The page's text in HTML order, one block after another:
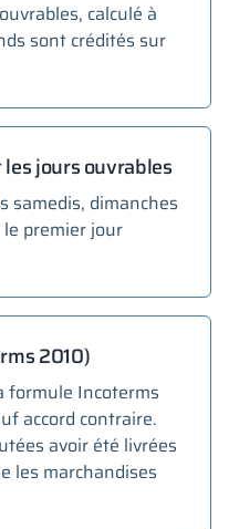
calculé à
sont crédités sur
jours ouvrables
samedis, dimanches
premier jour
2010)
formule Incoterms
accord contraire.
avoir été livrées
les marchandises